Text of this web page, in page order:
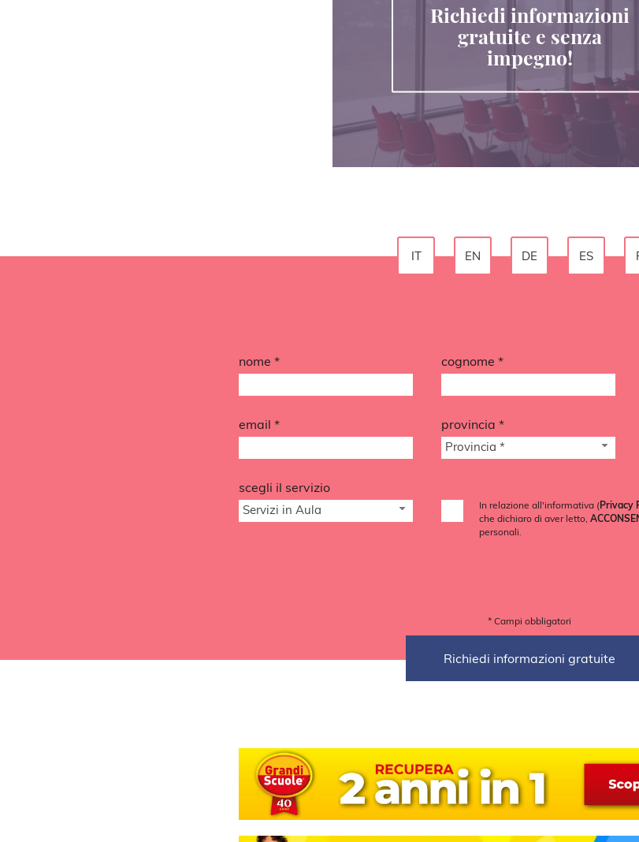
Richiedi informazioni
gratuite e senza
impegno!
IT EN DE ES
nome * cognome *
email * provincia *
Provincia *
scegli il servizio
Servizi in Aula In relazione all'informativa (Privacy
che dichiaro di aver letto,
personali.
* Campi obbligatori